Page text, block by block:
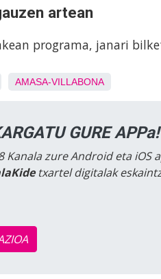
artean
programa, janari
AMASA-VILLABONA
GURE APPa!
Kanala zure Android eta iOS
txartel digitalak